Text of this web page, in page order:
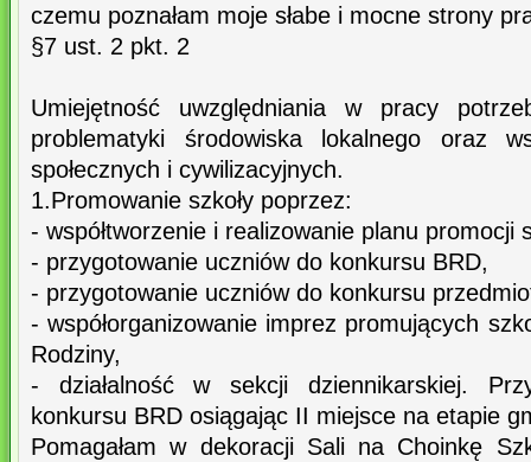
czemu poznałam moje słabe i mocne strony
§7 ust. 2 pkt. 2
Umiejętność uwzględniania w pracy
problematyki środowiska lokalnego oraz
społecznych i cywilizacyjnych.
1.Promowanie szkoły poprzez:
- współtworzenie i realizowanie planu promocji
- przygotowanie uczniów do konkursu BRD,
- przygotowanie uczniów do konkursu
- współorganizowanie imprez promujących
Rodziny,
- działalność w sekcji dziennikarskiej.
konkursu BRD osiągając II miejsce na etapie
Pomagałam w dekoracji Sali na Choinkę